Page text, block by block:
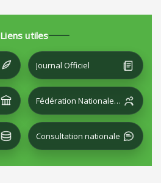
Liens utiles
Journal Officiel
Fédération Nationale des Villes
Consultation nationale